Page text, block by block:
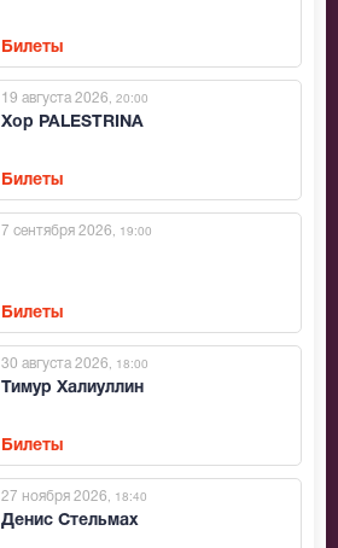
Билеты
Хор PALESTRINA
19 августа 2026 , 20:00
Билеты
7 сентября 2026 , 19:00
Билеты
Тимур Халиуллин
30 августа 2026 , 18:00
Билеты
Денис Стельмах
27 ноября 2026 , 18:40